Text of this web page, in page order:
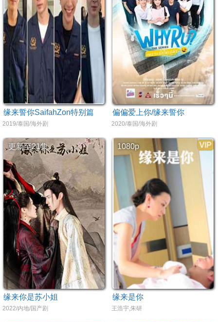
缘来誓你SaifahZon特别篇
2019/泰国/海外剧
偏偏爱上你/缘来誓你
2020/泰国/海外剧
更新至21集
缘来你是苏小姐
2022/内地/国产剧
1080p
缘来是你
王浩宇,朱研